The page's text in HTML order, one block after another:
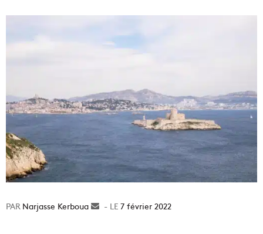
Narjasse Kerboua
Envoyer7 février 2022